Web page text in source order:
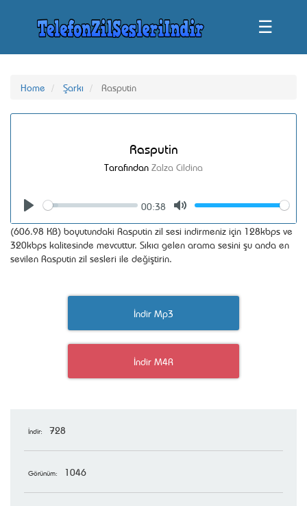
☰
Home Şarkı Rasputin
Rasputin
Tarafından Zalza Cildina
Seek
00:38
Volume
(606.98 KB) boyutundaki Rasputin zil sesi indirmeniz için 128kbps ve
320kbps kalitesinde mevcuttur. Sıkıcı gelen arama sesini şu anda en
sevilen Rasputin zil sesleri ile değiştirin.
İndir Mp3
İndir M4R
İndir: 728
Görünüm: 1046